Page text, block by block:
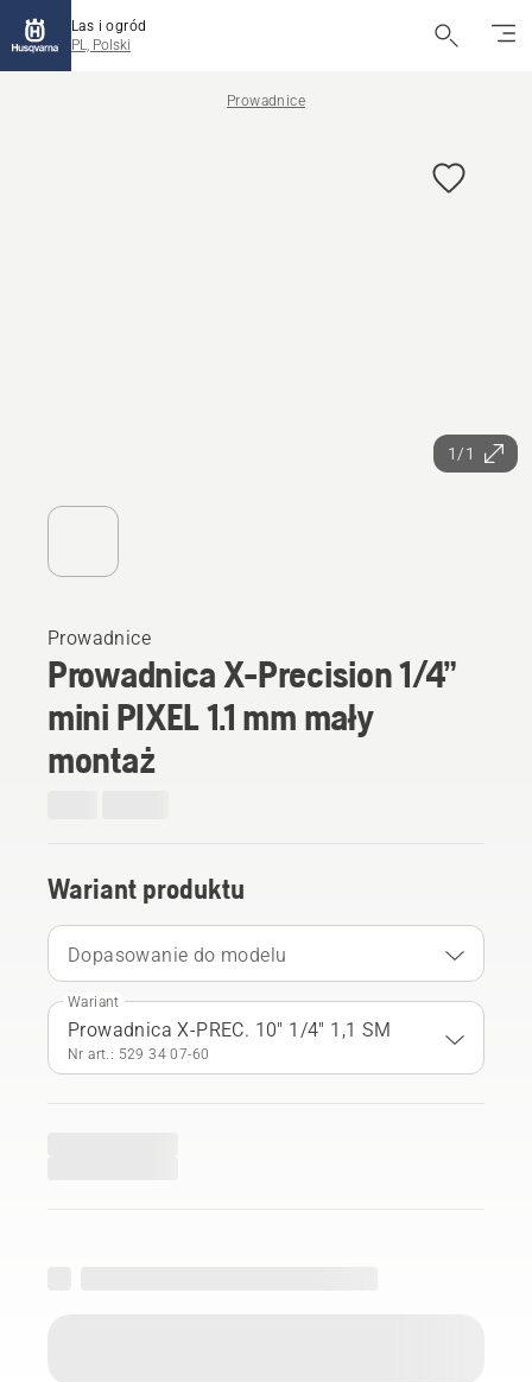
Las i ogród
PL, Polski
Prowadnice
1/1
Prowadnice
Prowadnica X-Precision 1/4”
mini PIXEL 1.1 mm mały
montaż
Wariant produktu
Dopasowanie do modelu
Wariant
Prowadnica X-PREC. 10" 1/4" 1,1 SM
Nr art.: 529 34 07‑60